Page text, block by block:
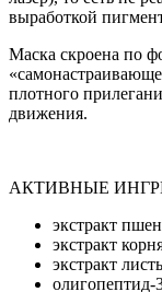
выработкой
Маска скроена по
плотного
движения.
АКТИВНЫЕ
экстракт
экстракт
экстракт
олигопептид-